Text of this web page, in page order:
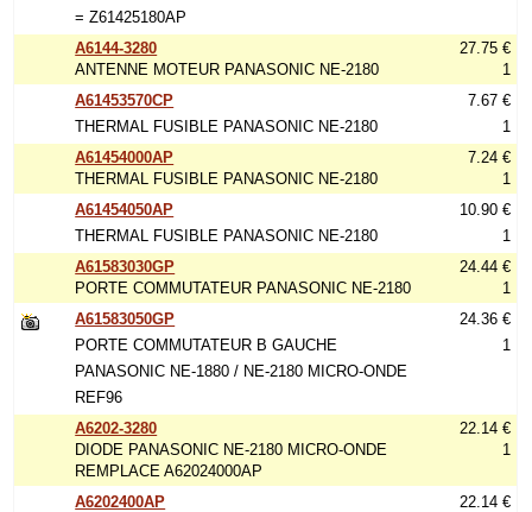
= Z61425180AP
A6144-3280
ANTENNE MOTEUR PANASONIC NE-2180
27.75 €
1
A61453570CP
THERMAL FUSIBLE PANASONIC NE-2180
7.67 €
1
A61454000AP
THERMAL FUSIBLE PANASONIC NE-2180
7.24 €
1
A61454050AP
THERMAL FUSIBLE PANASONIC NE-2180
10.90 €
1
A61583030GP
PORTE COMMUTATEUR PANASONIC NE-2180
24.44 €
1
A61583050GP
PORTE COMMUTATEUR B GAUCHE
PANASONIC NE-1880 / NE-2180 MICRO-ONDE
REF96
24.36 €
1
A6202-3280
DIODE PANASONIC NE-2180 MICRO-ONDE
REMPLACE A62024000AP
22.14 €
1
A6202400AP
22.14 €